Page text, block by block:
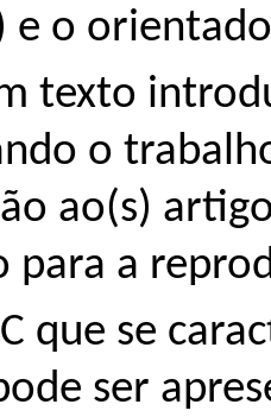
e o
texto
o
ao(s)
para a
que se
ser